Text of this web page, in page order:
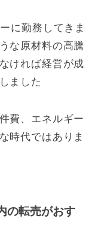
に勤務してきま
な原材料の高騰
ければ経営が成
ました
費、エネルギー
時代ではありま
の転売がおす